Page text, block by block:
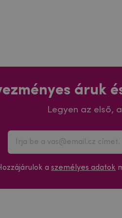
áruk
Legyen az első,
a személyes adatok